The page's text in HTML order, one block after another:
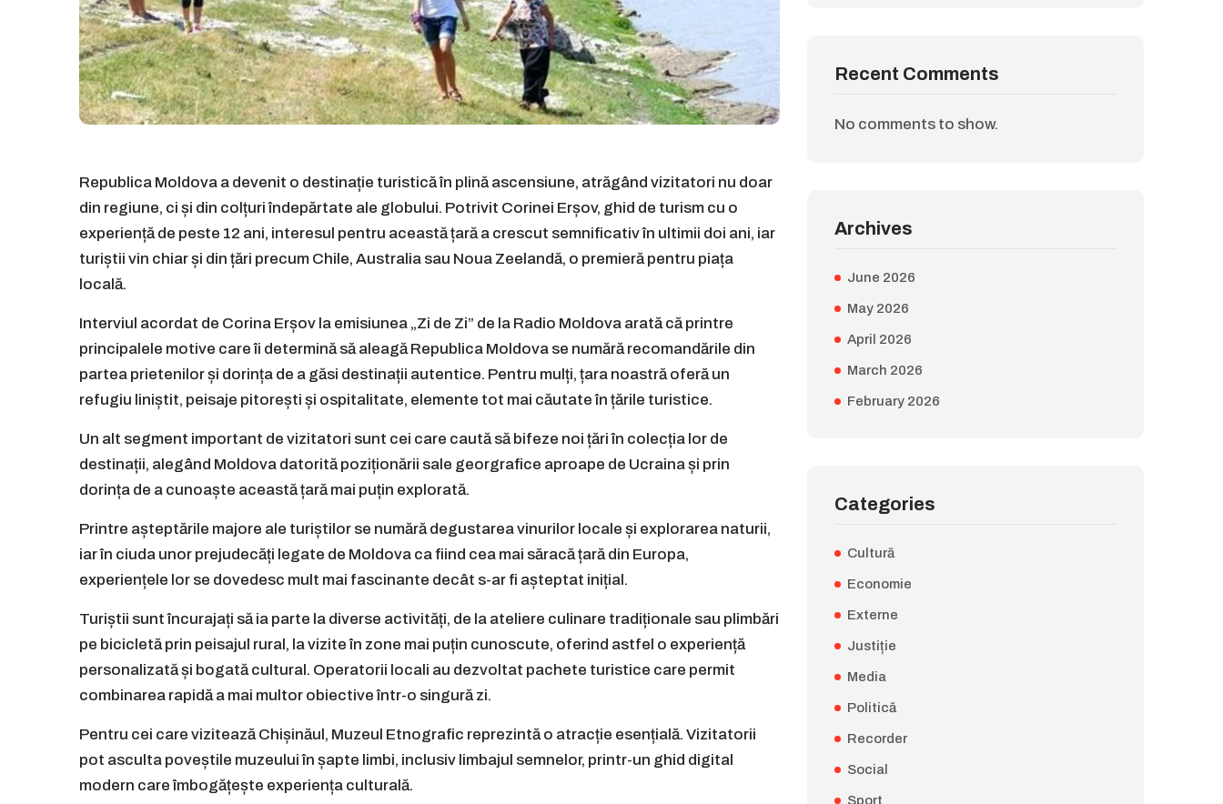
Republica Moldova a devenit o destinație turistică în plină ascensiune, atrăgând vizitatori nu doar
din regiune, ci și din colțuri îndepărtate ale globului. Potrivit Corinei Erșov, ghid de turism cu o
experiență de peste 12 ani, interesul pentru această țară a crescut semnificativ în ultimii doi ani, iar
turiștii vin chiar și din țări precum Chile, Australia sau Noua Zeelandă, o premieră pentru piața
locală.
Interviul acordat de Corina Erșov la emisiunea „Zi de Zi” de la Radio Moldova arată că printre
principalele motive care îi determină să aleagă Republica Moldova se numără recomandările din
partea prietenilor și dorința de a găsi destinații autentice. Pentru mulți, țara noastră oferă un
refugiu liniștit, peisaje pitorești și ospitalitate, elemente tot mai căutate în țările turistice.
Un alt segment important de vizitatori sunt cei care caută să bifeze noi țări în colecția lor de
destinații, alegând Moldova datorită poziționării sale georgrafice aproape de Ucraina și prin
dorința de a cunoaște această țară mai puțin explorată.
Printre așteptările majore ale turiștilor se numără degustarea vinurilor locale și explorarea naturii,
iar în ciuda unor prejudecăți legate de Moldova ca fiind cea mai săracă țară din Europa,
experiențele lor se dovedesc mult mai fascinante decât s-ar fi așteptat inițial.
Turiștii sunt încurajați să ia parte la diverse activități, de la ateliere culinare tradiționale sau plimbări
pe bicicletă prin peisajul rural, la vizite în zone mai puțin cunoscute, oferind astfel o experiență
personalizată și bogată cultural. Operatorii locali au dezvoltat pachete turistice care permit
combinarea rapidă a mai multor obiective într-o singură zi.
Pentru cei care vizitează Chișinăul, Muzeul Etnografic reprezintă o atracție esențială. Vizitatorii
pot asculta poveștile muzeului în șapte limbi, inclusiv limbajul semnelor, printr-un ghid digital
modern care îmbogățește experiența culturală.
Recent Comments
No comments to show.
Archives
June 2026
May 2026
April 2026
March 2026
February 2026
Categories
Cultură
Economie
Externe
Justiție
Media
Politică
Recorder
Social
Sport